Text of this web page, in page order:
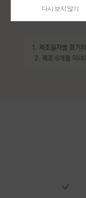
다시 보지 않기